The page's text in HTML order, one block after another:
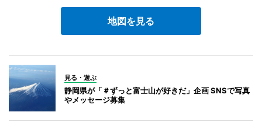
地図を見る
見る・遊ぶ
静岡県が「＃ずっと富士山が好きだ」企画 SNSで写真
やメッセージ募集